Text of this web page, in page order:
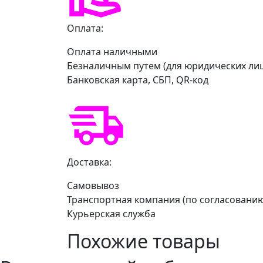
Оплата:
Оплата наличными
Безналичным путем (для юридических
Банковская карта, СБП, QR-код
Доставка:
Самовывоз
Транспортная компания (по
Курьерская служба
Похожие товары